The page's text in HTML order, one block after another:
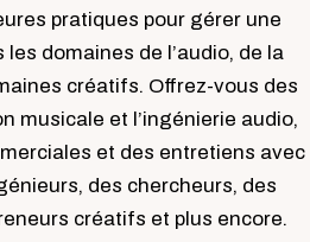
pratiques pour gérer une
domaines de l’audio, de la
créatifs. Offrez-vous des
musicale et l’ingénierie audio,
et des entretiens avec
des chercheurs, des
créatifs et plus encore.